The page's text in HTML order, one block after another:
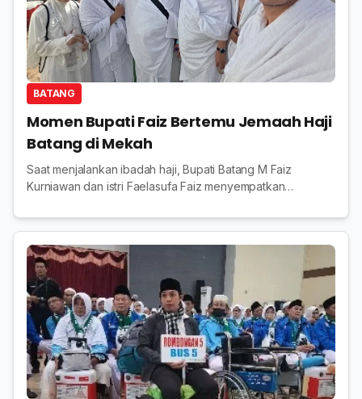
BATANG
Momen Bupati Faiz Bertemu Jemaah Haji
Batang di Mekah
Saat menjalankan ibadah haji, Bupati Batang M Faiz
Kurniawan dan istri Faelasufa Faiz menyempatkan
2026.